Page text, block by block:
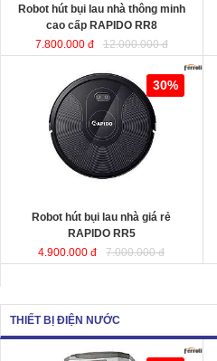
Robot hút bụi lau nhà thông minh
cao cấp RAPIDO RR8
7.800.000 đ
12.000.000 đ
Robot hút bụi lau nhà giá rẻ
RAPIDO RR5
30%
Robot hút bụi lau nhà giá rẻ
RAPIDO RR5
4.900.000 đ
7.000.000 đ
THIẾT BỊ ĐIỆN NƯỚC
Quạt hơi nước công suất lớn